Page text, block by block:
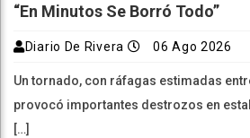
“En Minutos Se Borró Todo”
Diario De Rivera 06 Ago 2026
Un tornado, con ráfagas estimadas
provocó importantes destrozos en
[…]